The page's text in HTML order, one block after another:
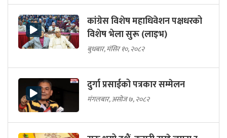
कांग्रेस विशेष महाधिवेशन पक्षधरको
विशेष भेला सुरू (लाइभ)
बुधबार, मंसिर १०, २०८२
दुर्गा प्रसाईको पत्रकार सम्मेलन
मंगलबार, असोज ७, २०८२